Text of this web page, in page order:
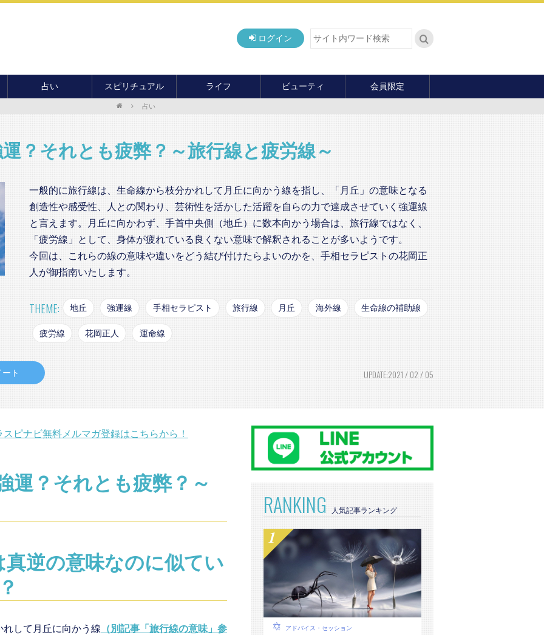
ログイン
占い
カード占い
おもしろ占い
電話占い
スピリチュアル
開運
パワースポット
オカルト
ライフ
癒し
旅行
ビューティ
ファッション
マナー・教養
会員限定
占い
？それとも疲弊？～旅行線と疲労線～
一般的に旅行線は、生命線から枝分かれして月丘に向かう線を指し、「月丘」の意味となる
創造性や感受性、人との関わり、芸術性を活かした活躍を自らの力で達成させていく強運線
と言えます。月丘に向かわず、手首中央側（地丘）に数本向かう場合は、旅行線ではなく、
「疲労線」として、身体が疲れている良くない意味で解釈されることが多いようです。
今回は、これらの線の意味や違いをどう結び付けたらよいのかを、手相セラピストの花岡正
人が御指南いたします。
THEME: 地丘 強運線 手相セラピスト 旅行線 月丘 海外線 生命線の補助線
疲労線 花岡正人 運命線
ト UPDATE:2021 / 02 / 05
ナビ無料メルマガ登録はこちらから！
運？それとも疲弊？～
逆の意味なのに似てい
して月丘に向かう線 （別記事「旅行線の意味」参
RANKING
アドバイス・セッション